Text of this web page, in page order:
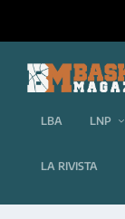
LBA LNP
LA RIVISTA